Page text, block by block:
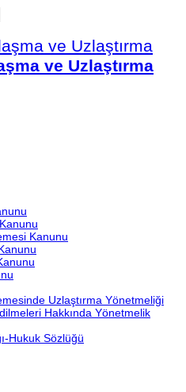
ve Uzlaştırma
Kanunu
Uzlaştırma Yönetmeliği
Hakkında Yönetmelik
Hukuk Sözlüğü